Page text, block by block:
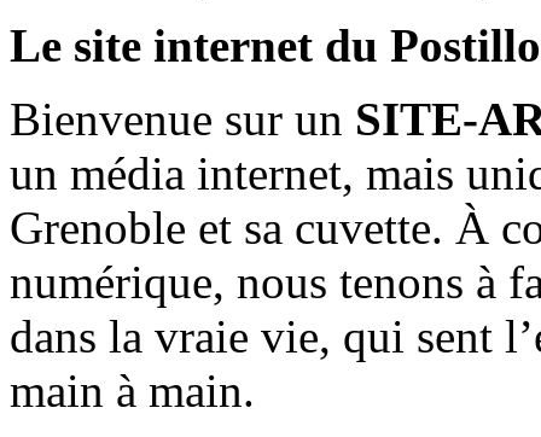
Le site internet du
Bienvenue sur un SITE-
un média internet, mais
Grenoble et sa cuvette. À
numérique, nous tenons à
dans la vraie vie, qui sent
main à main.